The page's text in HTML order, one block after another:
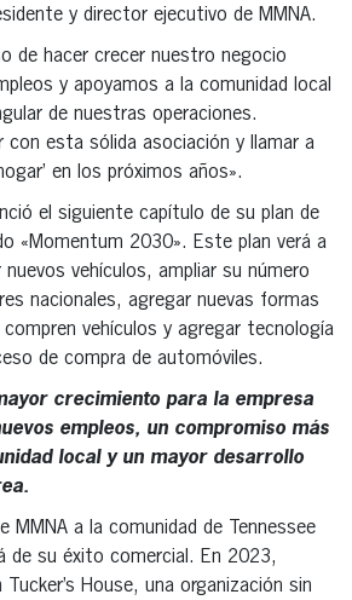
y director ejecutivo de MMNA.
de hacer crecer nuestro negocio
y apoyamos a la comunidad local
de nuestras operaciones.
con esta sólida asociación y llamar a
en los próximos años».
el siguiente capítulo de su plan de
«Momentum 2030». Este plan verá a
nuevos vehículos, ampliar su número
nacionales, agregar nuevas formas
vehículos y agregar tecnología
de compra de automóviles.
crecimiento para la empresa
empleos, un compromiso más
local y un mayor desarrollo
MMNA a la comunidad de Tennessee
de su éxito comercial. En 2023,
House, una organización sin